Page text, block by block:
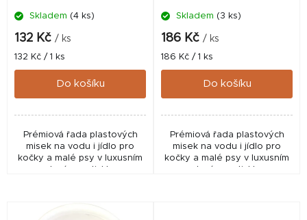
Skladem (4 ks)
132 Kč / ks
Měrná
cena:
132 Kč / 1 ks
Do košíku
Prémiová řada plastových
misek na vodu i jídlo pro
kočky a malé psy v luxusním
provedení s protiskluzovou
Skladem (3 ks)
186 Kč / ks
Měrná
cena:
186 Kč / 1 ks
Do košíku
Prémiová řada plastových
misek na vodu i jídlo pro
kočky a malé psy v luxusním
provedení s protiskluzovou